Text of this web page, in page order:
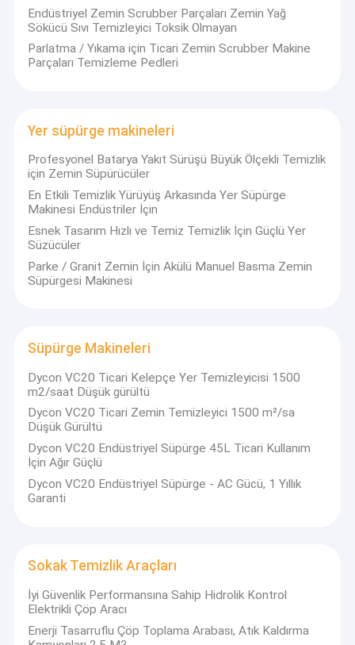
Ürün
Bizim Hakkımızda
Endüstriyel Zemin Scrubber Parçaları Zemin Yağ
Sökücü Sıvı Temizleyici Toksik Olmayan
Parlatma / Yıkama için Ticari Zemin Scrubber Makine
Parçaları Temizleme Pedleri
Yer süpürge makineleri
Profesyonel Batarya Yakıt Sürüşü Büyük Ölçekli Temizlik
için Zemin Süpürücüler
En Etkili Temizlik Yürüyüş Arkasında Yer Süpürge
Makinesi Endüstriler İçin
Esnek Tasarım Hızlı ve Temiz Temizlik İçin Güçlü Yer
Süzücüler
Parke / Granit Zemin İçin Akülü Manuel Basma Zemin
Süpürgesi Makinesi
Süpürge Makineleri
Dycon VC20 Ticari Kelepçe Yer Temizleyicisi 1500
m2/saat Düşük gürültü
Dycon VC20 Ticari Zemin Temizleyici 1500 m²/sa
Düşük Gürültü
Dycon VC20 Endüstriyel Süpürge 45L Ticari Kullanım
İçin Ağır Güçlü
Dycon VC20 Endüstriyel Süpürge - AC Gücü, 1 Yıllık
Garanti
Sokak Temizlik Araçları
İyi Güvenlik Performansına Sahip Hidrolik Kontrol
Elektrikli Çöp Aracı
Enerji Tasarruflu Çöp Toplama Arabası, Atık Kaldırma
Dycon Cleantec Co, Ltd .., aynı zamanda ISSA (Dünya Çapında
Temizlik Endüstrisi Derneği) üyesi .Dycon bağımsız zemin
geliştirme kapasitesi ile, Ar-Ge ve temizlik ekipmanları üreten,
Çin'de zemin temizleyici kurutma makinesi için profesyonel bir
üreticisidir.Biz de OEM ve ODM ürün geliştirme kabul ediyoruz.